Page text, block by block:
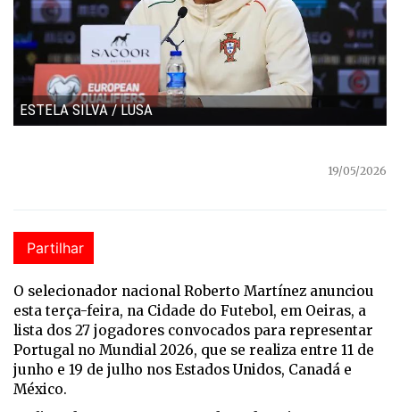
ESTELA SILVA / LUSA
19/05/2026
Partilhar
O selecionador nacional Roberto Martínez anunciou
esta terça-feira, na Cidade do Futebol, em Oeiras, a
lista dos 27 jogadores convocados para representar
Portugal no Mundial 2026, que se realiza entre 11 de
junho e 19 de julho nos Estados Unidos, Canadá e
México.